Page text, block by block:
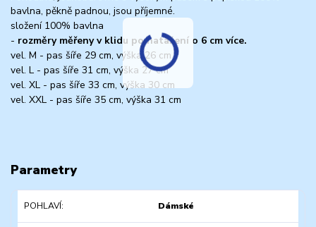
bavlna, pěkně padnou, jsou příjemné.
složení 100% bavlna
- rozměry měřeny v klidu po natažení o 6 cm více.
vel. M - pas šíře 29 cm, výška 26 cm
vel. L - pas šíře 31 cm, výška 27 cm
vel. XL - pas šíře 33 cm, výška 30 cm
vel. XXL - pas šíře 35 cm, výška 31 cm
Parametry
POHLAVÍ Dámské